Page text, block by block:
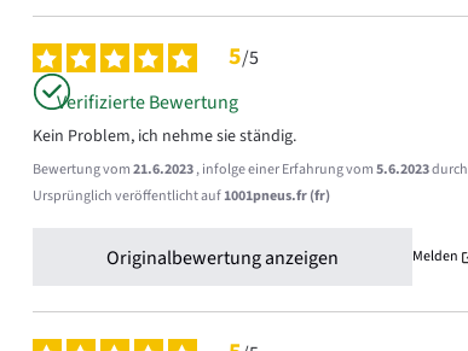
5/5
Verifizierte Bewertung
Kein Problem, ich nehme sie ständig.
Bewertung vom21.6.2023, infolge einer Erfahrung vom5.6.2023durch
Ursprünglich veröffentlicht auf1001pneus.fr (fr)
Originalbewertung anzeigen Melden